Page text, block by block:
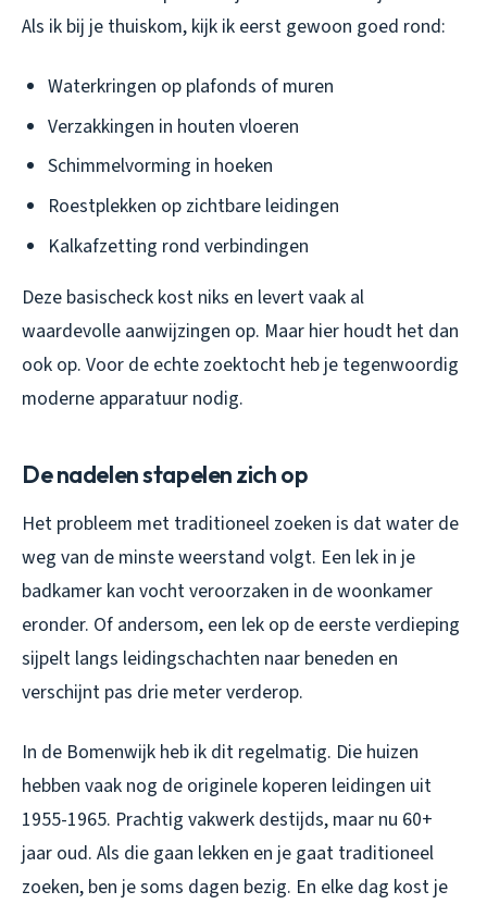
Als ik bij je thuiskom, kijk ik eerst gewoon goed rond:
Waterkringen op plafonds of muren
Verzakkingen in houten vloeren
Schimmelvorming in hoeken
Roestplekken op zichtbare leidingen
Kalkafzetting rond verbindingen
Deze basischeck kost niks en levert vaak al
waardevolle aanwijzingen op. Maar hier houdt het dan
ook op. Voor de echte zoektocht heb je tegenwoordig
moderne apparatuur nodig.
De nadelen stapelen zich op
Het probleem met traditioneel zoeken is dat water de
weg van de minste weerstand volgt. Een lek in je
badkamer kan vocht veroorzaken in de woonkamer
eronder. Of andersom, een lek op de eerste verdieping
sijpelt langs leidingschachten naar beneden en
verschijnt pas drie meter verderop.
In de Bomenwijk heb ik dit regelmatig. Die huizen
hebben vaak nog de originele koperen leidingen uit
1955-1965. Prachtig vakwerk destijds, maar nu 60+
jaar oud. Als die gaan lekken en je gaat traditioneel
zoeken, ben je soms dagen bezig. En elke dag kost je